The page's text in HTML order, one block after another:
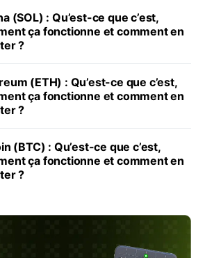
(SOL) : Qu’est-ce que c’est,
ça fonctionne et comment en
?
(ETH) : Qu’est-ce que c’est,
ça fonctionne et comment en
?
(BTC) : Qu’est-ce que c’est,
ça fonctionne et comment en
?